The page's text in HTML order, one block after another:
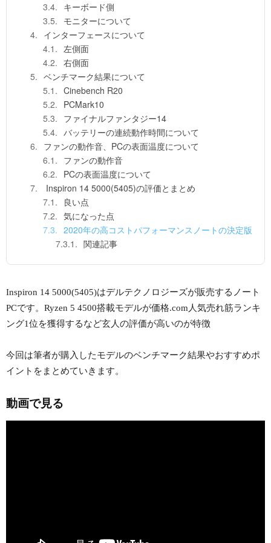
キーボード側
モニターについて
インターフェースについて
左側面
右側面
ベンチマーク結果について
Cinebench R20
PCMark10
ファイナルファンタジー14
バッテリーの連続動作時間について
ファンの動作音、PCの表面温度について
ファンの動作音
PCの表面温度について
Inspiron 14 5000(5405)の評価とまとめ
良い点
気になった点
2020年の高コストパフォーマンスノートの決定版
関連記事
Inspiron 14 5000(5405)はデルテクノロジーズが販売するノート
PCです。Ryzen 5 4500搭載モデルが価格.com人気売れ筋ランキ
ング1位を獲得するなど玄人の評価が高いのが特徴
今回は筆者が購入したモデルのベンチマーク結果やおすすめポ
イントをまとめていきます。
動画で見る